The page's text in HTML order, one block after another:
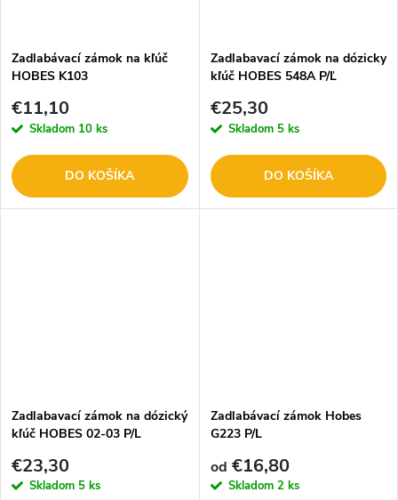
Zadlabávací zámok na kľúč
HOBES K103
€11,10
Skladom 10 ks
DO KOŠÍKA
Zadlabavací zámok na dózicky
kľúč HOBES 548A P/Ľ
€25,30
Skladom 5 ks
DO KOŠÍKA
Zadlabavací zámok na dózický
kľúč HOBES 02-03 P/L
€23,30
Skladom 5 ks
Zadlabávací zámok Hobes
G223 P/L
od €16,80
Skladom 2 ks